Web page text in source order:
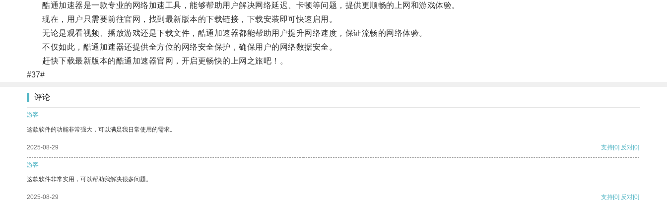
酷通加速器是一款专业的网络加速工具，能够帮助用户解决网络延迟、卡顿等问题，提供更顺畅的上网和游戏体验。
现在，用户只需要前往官网，找到最新版本的下载链接，下载安装即可快速启用。
无论是观看视频、播放游戏还是下载文件，酷通加速器都能帮助用户提升网络速度，保证流畅的网络体验。
不仅如此，酷通加速器还提供全方位的网络安全保护，确保用户的网络数据安全。
赶快下载最新版本的酷通加速器官网，开启更畅快的上网之旅吧！。
#37#
评论
游客
这款软件的功能非常强大，可以满足我日常使用的需求。
2025-08-29 支持[0] 反对[0]
游客
这款软件非常实用，可以帮助我解决很多问题。
2025-08-29 支持[0] 反对[0]